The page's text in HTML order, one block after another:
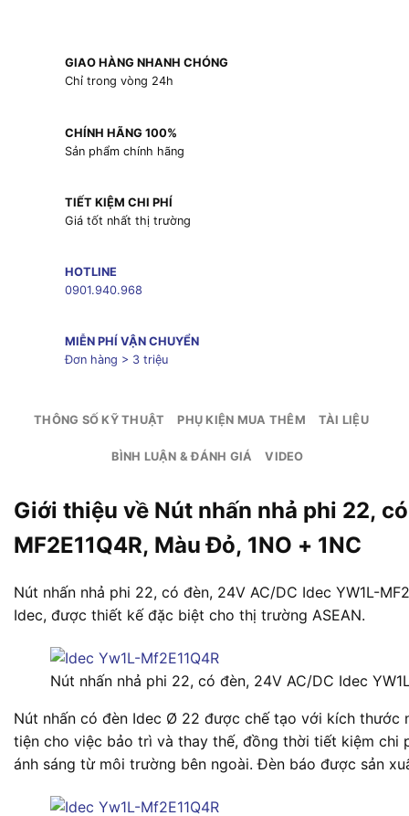
GIAO HÀNG NHANH CHÓNG
Chỉ trong vòng 24h
CHÍNH HÃNG 100%
Sản phẩm chính hãng
TIẾT KIỆM CHI PHÍ
Giá tốt nhất thị trường
HOTLINE
0901.940.968
MIỄN PHÍ VẬN CHUYỂN
Đơn hàng > 3 triệu
THÔNG SỐ KỸ THUẬT PHỤ KIỆN MUA THÊM TÀI LIỆU
BÌNH LUẬN & ĐÁNH GIÁ VIDEO
Giới thiệu về Nút nhấn nhả phi 22,
MF2E11Q4R, Màu Đỏ, 1NO + 1NC
Nút nhấn nhả phi 22, có đèn, 24V AC/DC Idec YW1L-
Idec, được thiết kế đặc biệt cho thị trường ASEAN.
Nút nhấn nhả phi 22, có đèn, 24V AC/DC Idec
Nút nhấn có đèn Idec Ø 22 được chế tạo với kích thước
tiện cho việc bảo trì và thay thế, đồng thời tiết kiệm chi
ánh sáng từ môi trường bên ngoài. Đèn báo được sản